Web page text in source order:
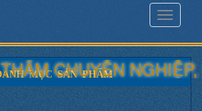
Toggle
CHUYÊN
MỤC SẢN PHẨM